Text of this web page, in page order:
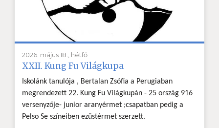
2026. május 18., hétfő
XXII. Kung Fu Világkupa
Iskolánk tanulója , Bertalan Zsófia a Perugiaban
megrendezett 22. Kung Fu Világkupán - 25 ország 916
versenyzője- junior aranyérmet ;csapatban pedig a
Pelso Se színeiben ezüstérmet szerzett.